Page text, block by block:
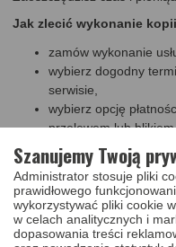
Jak zlecić wykonanie
zamów wykonanie
wybierz dogodny
serwisie,
wybierz opcję
przelewem lub
w uwagach podaj
rok produkcji, model
pojazdu oraz ilość
Po zakupie usługi w
celu potwierdzenia
serwisie, który znajduje się
Szanujemy Twoją
Administrator stosuje pliki
prawidłowego
wykorzystywać pliki cookie
w celach analitycznych i
dopasowania treści